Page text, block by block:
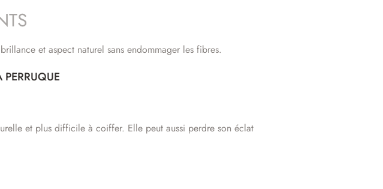
et aspect naturel sans endommager les fibres.
PERRUQUE
et plus difficile à coiffer. Elle peut aussi perdre son éclat